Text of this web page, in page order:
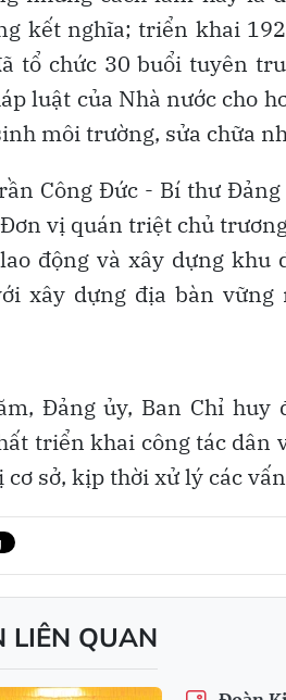
kết nghĩa; triển khai
tổ chức 30 buổi tuyên
luật của Nhà nước cho
môi trường, sửa chữa
Công Đức - Bí thư
vị quán triệt chủ
động và xây dựng khu
xây dựng địa bàn
Đảng ủy, Ban Chỉ
triển khai công tác dân
sở, kịp thời xử lý các
LIÊN QUAN